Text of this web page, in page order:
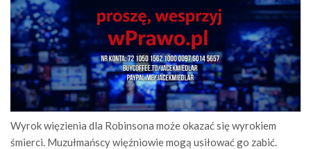
Wyrok więzienia dla Robinsona może okazać się wyrokiem
śmierci. Muzułmańscy więźniowie mogą usiłować go zabić.